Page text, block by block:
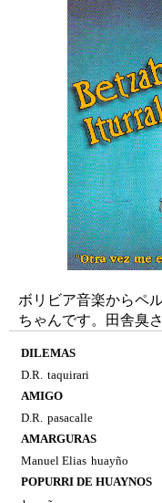
ボリビア音楽からペ
ちゃんです。田舎臭
DILEMAS
D.R. taquirari
AMIGO
D.R. pasacalle
AMARGURAS
Manuel Elias huayño
POPURRI DE HUAYNOS